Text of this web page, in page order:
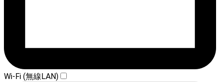
Wi-Fi (無線LAN)